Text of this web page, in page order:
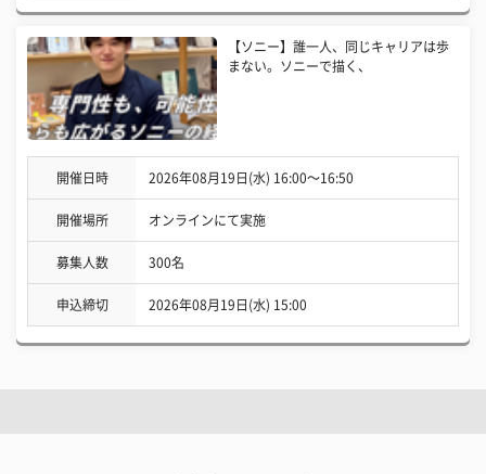
【ソニー】誰一人、同じキャリアは歩
まない。ソニーで描く、
開催日時 2026年08月19日(水) 16:00〜16:50
開催場所 オンラインにて実施
募集人数 300名
申込締切 2026年08月19日(水) 15:00